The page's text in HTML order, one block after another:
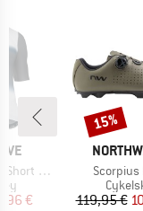
Sleeve
pris
€
MÆRKE
Artikel
Scorpius
119,95 €
Rabat
15%